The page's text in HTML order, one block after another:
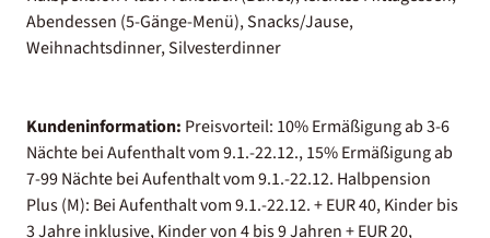
Abendessen (5-Gänge-Menü), Snacks/Jause,
Weihnachtsdinner, Silvesterdinner
Kundeninformation: Preisvorteil: 10% Ermäßigung ab 3-6
Nächte bei Aufenthalt vom 9.1.-22.12., 15% Ermäßigung ab
7-99 Nächte bei Aufenthalt vom 9.1.-22.12. Halbpension
Plus (M): Bei Aufenthalt vom 9.1.-22.12. + EUR 40, Kinder bis
3 Jahre inklusive, Kinder von 4 bis 9 Jahren + EUR 20,